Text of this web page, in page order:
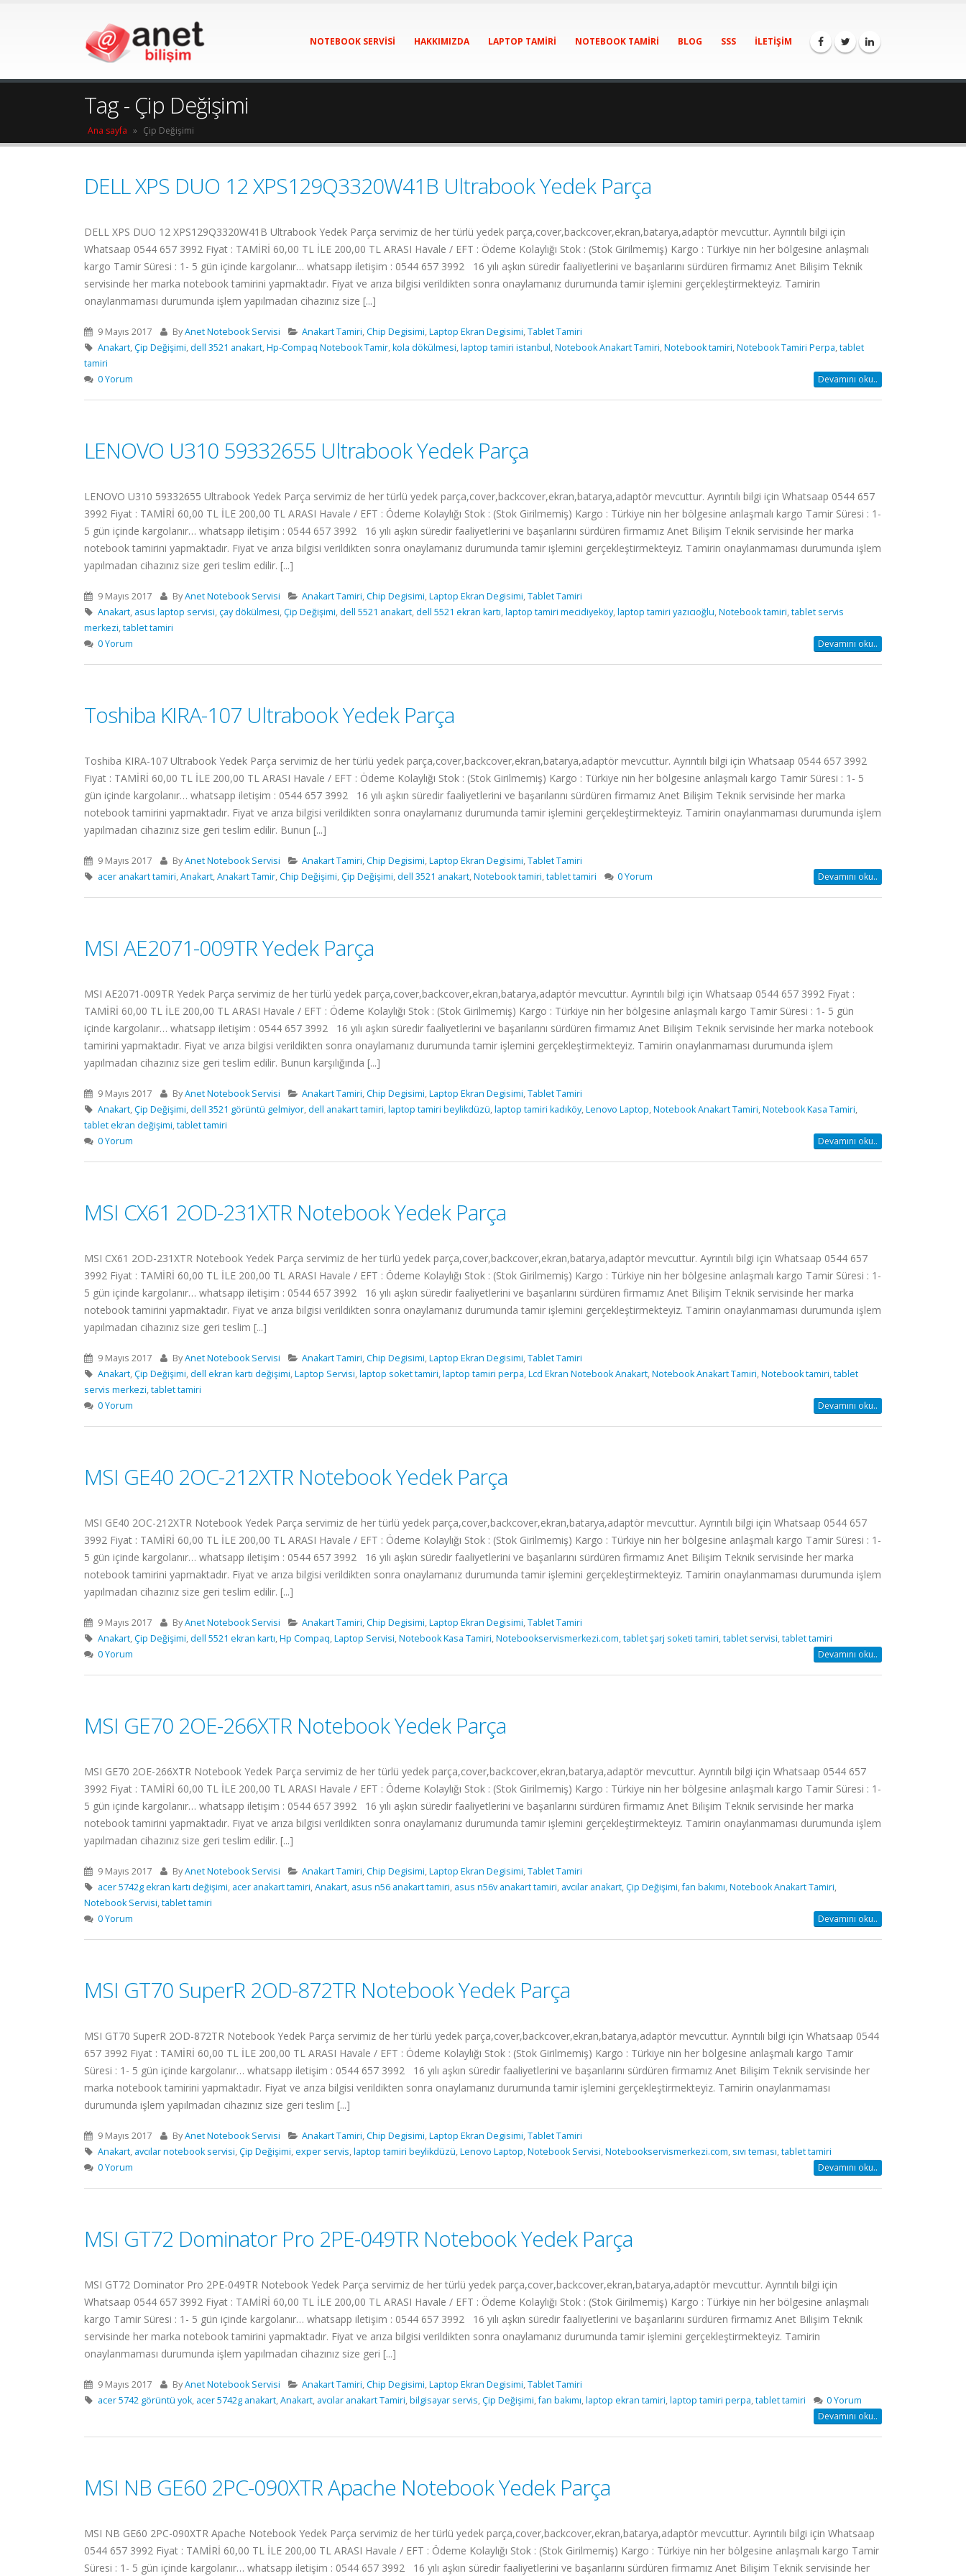
NOTEBOOK SERVISI HAKKIMIZDA LAPTOP TAMIRI NOTEBOOK TAMIRI BLOG SSS İLETIŞIM
Tag - Çip Değişimi
Ana sayfa » Çip Değişimi
DELL XPS DUO 12 XPS129Q3320W41B Ultrabook Yedek Parça
DELL XPS DUO 12 XPS129Q3320W41B Ultrabook Yedek Parça servimiz de her türlü yedek parça,cover,backcover,ekran,batarya,adaptör mevcuttur. Ayrıntılı bilgi için
Whatsaap 0544 657 3992 Fiyat : TAMİRİ 60,00 TL İLE 200,00 TL ARASI Havale / EFT : Ödeme Kolaylığı Stok : (Stok Girilmemiş) Kargo : Türkiye nin her bölgesine anlaşmalı
kargo Tamir Süresi : 1- 5 gün içinde kargolanır… whatsapp iletişim : 0544 657 3992 16 yılı aşkın süredir faaliyetlerini ve başarılarını sürdüren firmamız Anet Bilişim Teknik
servisinde her marka notebook tamirini yapmaktadır. Fiyat ve arıza bilgisi verildikten sonra onaylamanız durumunda tamir işlemini gerçekleştirmekteyiz. Tamirin
onaylanmaması durumunda işlem yapılmadan cihazınız size [...]
9 Mayıs 2017 ByAnet Notebook Servisi Anakart Tamiri,Chip Degisimi,Laptop Ekran Degisimi,Tablet Tamiri
Anakart,Çip Değişimi,dell 3521 anakart,Hp-Compaq Notebook Tamir,kola dökülmesi,laptop tamiri istanbul,Notebook Anakart Tamiri,Notebook tamiri,Notebook Tamiri Perpa,tablet
tamiri
0 Yorum
Devamını oku..
LENOVO U310 59332655 Ultrabook Yedek Parça
LENOVO U310 59332655 Ultrabook Yedek Parça servimiz de her türlü yedek parça,cover,backcover,ekran,batarya,adaptör mevcuttur. Ayrıntılı bilgi için Whatsaap 0544 657
3992 Fiyat : TAMİRİ 60,00 TL İLE 200,00 TL ARASI Havale / EFT : Ödeme Kolaylığı Stok : (Stok Girilmemiş) Kargo : Türkiye nin her bölgesine anlaşmalı kargo Tamir Süresi : 1-
5 gün içinde kargolanır… whatsapp iletişim : 0544 657 3992 16 yılı aşkın süredir faaliyetlerini ve başarılarını sürdüren firmamız Anet Bilişim Teknik servisinde her marka
notebook tamirini yapmaktadır. Fiyat ve arıza bilgisi verildikten sonra onaylamanız durumunda tamir işlemini gerçekleştirmekteyiz. Tamirin onaylanmaması durumunda işlem
yapılmadan cihazınız size geri teslim edilir. [...]
9 Mayıs 2017 ByAnet Notebook Servisi Anakart Tamiri,Chip Degisimi,Laptop Ekran Degisimi,Tablet Tamiri
Anakart, asus laptop servisi,çay dökülmesi,Çip Değişimi,dell 5521 anakart,dell 5521 ekran kartı,laptop tamiri mecidiyeköy,laptop tamiri yazıcıoğlu,Notebook tamiri,tablet servis
merkezi,tablet tamiri
0 Yorum
Devamını oku..
Toshiba KIRA-107 Ultrabook Yedek Parça
Toshiba KIRA-107 Ultrabook Yedek Parça servimiz de her türlü yedek parça,cover,backcover,ekran,batarya,adaptör mevcuttur. Ayrıntılı bilgi için Whatsaap 0544 657 3992
Fiyat : TAMİRİ 60,00 TL İLE 200,00 TL ARASI Havale / EFT : Ödeme Kolaylığı Stok : (Stok Girilmemiş) Kargo : Türkiye nin her bölgesine anlaşmalı kargo Tamir Süresi : 1- 5
gün içinde kargolanır… whatsapp iletişim : 0544 657 3992 16 yılı aşkın süredir faaliyetlerini ve başarılarını sürdüren firmamız Anet Bilişim Teknik servisinde her marka
notebook tamirini yapmaktadır. Fiyat ve arıza bilgisi verildikten sonra onaylamanız durumunda tamir işlemini gerçekleştirmekteyiz. Tamirin onaylanmaması durumunda işlem
yapılmadan cihazınız size geri teslim edilir. Bunun [...]
9 Mayıs 2017 ByAnet Notebook Servisi Anakart Tamiri,Chip Degisimi,Laptop Ekran Degisimi,Tablet Tamiri
acer anakart tamiri,Anakart,Anakart Tamir,Chip Değişimi,Çip Değişimi,dell 3521 anakart,Notebook tamiri,tablet tamiri 0 Yorum Devamını oku..
MSI AE2071-009TR Yedek Parça
MSI AE2071-009TR Yedek Parça servimiz de her türlü yedek parça,cover,backcover,ekran,batarya,adaptör mevcuttur. Ayrıntılı bilgi için Whatsaap 0544 657 3992 Fiyat :
TAMİRİ 60,00 TL İLE 200,00 TL ARASI Havale / EFT : Ödeme Kolaylığı Stok : (Stok Girilmemiş) Kargo : Türkiye nin her bölgesine anlaşmalı kargo Tamir Süresi : 1- 5 gün
içinde kargolanır… whatsapp iletişim : 0544 657 3992 16 yılı aşkın süredir faaliyetlerini ve başarılarını sürdüren firmamız Anet Bilişim Teknik servisinde her marka notebook
tamirini yapmaktadır. Fiyat ve arıza bilgisi verildikten sonra onaylamanız durumunda tamir işlemini gerçekleştirmekteyiz. Tamirin onaylanmaması durumunda işlem
yapılmadan cihazınız size geri teslim edilir. Bunun karşılığında [...]
9 Mayıs 2017 ByAnet Notebook Servisi Anakart Tamiri,Chip Degisimi,Laptop Ekran Degisimi,Tablet Tamiri
Anakart,Çip Değişimi,dell 3521 görüntü gelmiyor,dell anakart tamiri,laptop tamiri beylikdüzü,laptop tamiri kadıköy,Lenovo Laptop,Notebook Anakart Tamiri,Notebook Kasa Tamiri,
tablet ekran değişimi,tablet tamiri
0 Yorum
Devamını oku..
MSI CX61 2OD-231XTR Notebook Yedek Parça
MSI CX61 2OD-231XTR Notebook Yedek Parça servimiz de her türlü yedek parça,cover,backcover,ekran,batarya,adaptör mevcuttur. Ayrıntılı bilgi için Whatsaap 0544 657
3992 Fiyat : TAMİRİ 60,00 TL İLE 200,00 TL ARASI Havale / EFT : Ödeme Kolaylığı Stok : (Stok Girilmemiş) Kargo : Türkiye nin her bölgesine anlaşmalı kargo Tamir Süresi : 1-
5 gün içinde kargolanır… whatsapp iletişim : 0544 657 3992 16 yılı aşkın süredir faaliyetlerini ve başarılarını sürdüren firmamız Anet Bilişim Teknik servisinde her marka
notebook tamirini yapmaktadır. Fiyat ve arıza bilgisi verildikten sonra onaylamanız durumunda tamir işlemini gerçekleştirmekteyiz. Tamirin onaylanmaması durumunda işlem
yapılmadan cihazınız size geri teslim [...]
9 Mayıs 2017 ByAnet Notebook Servisi Anakart Tamiri,Chip Degisimi,Laptop Ekran Degisimi,Tablet Tamiri
Anakart,Çip Değişimi,dell ekran kartı değişimi,Laptop Servisi,laptop soket tamiri,laptop tamiri perpa,Lcd Ekran Notebook Anakart,Notebook Anakart Tamiri,Notebook tamiri,tablet
servis merkezi,tablet tamiri
0 Yorum
Devamını oku..
MSI GE40 2OC-212XTR Notebook Yedek Parça
MSI GE40 2OC-212XTR Notebook Yedek Parça servimiz de her türlü yedek parça,cover,backcover,ekran,batarya,adaptör mevcuttur. Ayrıntılı bilgi için Whatsaap 0544 657
3992 Fiyat : TAMİRİ 60,00 TL İLE 200,00 TL ARASI Havale / EFT : Ödeme Kolaylığı Stok : (Stok Girilmemiş) Kargo : Türkiye nin her bölgesine anlaşmalı kargo Tamir Süresi : 1-
5 gün içinde kargolanır… whatsapp iletişim : 0544 657 3992 16 yılı aşkın süredir faaliyetlerini ve başarılarını sürdüren firmamız Anet Bilişim Teknik servisinde her marka
notebook tamirini yapmaktadır. Fiyat ve arıza bilgisi verildikten sonra onaylamanız durumunda tamir işlemini gerçekleştirmekteyiz. Tamirin onaylanmaması durumunda işlem
yapılmadan cihazınız size geri teslim edilir. [...]
9 Mayıs 2017 ByAnet Notebook Servisi Anakart Tamiri,Chip Degisimi,Laptop Ekran Degisimi,Tablet Tamiri
Anakart,Çip Değişimi,dell 5521 ekran kartı,Hp Compaq,Laptop Servisi,Notebook Kasa Tamiri,Notebookservismerkezi.com,tablet şarj soketi tamiri,tablet servisi,tablet tamiri
0 Yorum
Devamını oku..
MSI GE70 2OE-266XTR Notebook Yedek Parça
MSI GE70 2OE-266XTR Notebook Yedek Parça servimiz de her türlü yedek parça,cover,backcover,ekran,batarya,adaptör mevcuttur. Ayrıntılı bilgi için Whatsaap 0544 657
3992 Fiyat : TAMİRİ 60,00 TL İLE 200,00 TL ARASI Havale / EFT : Ödeme Kolaylığı Stok : (Stok Girilmemiş) Kargo : Türkiye nin her bölgesine anlaşmalı kargo Tamir Süresi : 1-
5 gün içinde kargolanır… whatsapp iletişim : 0544 657 3992 16 yılı aşkın süredir faaliyetlerini ve başarılarını sürdüren firmamız Anet Bilişim Teknik servisinde her marka
notebook tamirini yapmaktadır. Fiyat ve arıza bilgisi verildikten sonra onaylamanız durumunda tamir işlemini gerçekleştirmekteyiz. Tamirin onaylanmaması durumunda işlem
yapılmadan cihazınız size geri teslim edilir. [...]
9 Mayıs 2017 ByAnet Notebook Servisi Anakart Tamiri,Chip Degisimi,Laptop Ekran Degisimi,Tablet Tamiri
acer 5742g ekran kartı değişimi, acer anakart tamiri,Anakart, asus n56 anakart tamiri, asus n56v anakart tamiri, avcılar anakart,Çip Değişimi,fan bakımı,Notebook Anakart Tamiri,
Notebook Servisi,tablet tamiri
0 Yorum
Devamını oku..
MSI GT70 SuperR 2OD-872TR Notebook Yedek Parça
MSI GT70 SuperR 2OD-872TR Notebook Yedek Parça servimiz de her türlü yedek parça,cover,backcover,ekran,batarya,adaptör mevcuttur. Ayrıntılı bilgi için Whatsaap 0544
657 3992 Fiyat : TAMİRİ 60,00 TL İLE 200,00 TL ARASI Havale / EFT : Ödeme Kolaylığı Stok : (Stok Girilmemiş) Kargo : Türkiye nin her bölgesine anlaşmalı kargo Tamir
Süresi : 1- 5 gün içinde kargolanır… whatsapp iletişim : 0544 657 3992 16 yılı aşkın süredir faaliyetlerini ve başarılarını sürdüren firmamız Anet Bilişim Teknik servisinde her
marka notebook tamirini yapmaktadır. Fiyat ve arıza bilgisi verildikten sonra onaylamanız durumunda tamir işlemini gerçekleştirmekteyiz. Tamirin onaylanmaması
durumunda işlem yapılmadan cihazınız size geri teslim [...]
9 Mayıs 2017 ByAnet Notebook Servisi Anakart Tamiri,Chip Degisimi,Laptop Ekran Degisimi,Tablet Tamiri
Anakart, avcılar notebook servisi,Çip Değişimi,exper servis,laptop tamiri beylikdüzü,Lenovo Laptop,Notebook Servisi,Notebookservismerkezi.com, sıvı teması,tablet tamiri
0 Yorum
Devamını oku..
MSI GT72 Dominator Pro 2PE-049TR Notebook Yedek Parça
MSI GT72 Dominator Pro 2PE-049TR Notebook Yedek Parça servimiz de her türlü yedek parça,cover,backcover,ekran,batarya,adaptör mevcuttur. Ayrıntılı bilgi için
Whatsaap 0544 657 3992 Fiyat : TAMİRİ 60,00 TL İLE 200,00 TL ARASI Havale / EFT : Ödeme Kolaylığı Stok : (Stok Girilmemiş) Kargo : Türkiye nin her bölgesine anlaşmalı
kargo Tamir Süresi : 1- 5 gün içinde kargolanır… whatsapp iletişim : 0544 657 3992 16 yılı aşkın süredir faaliyetlerini ve başarılarını sürdüren firmamız Anet Bilişim Teknik
servisinde her marka notebook tamirini yapmaktadır. Fiyat ve arıza bilgisi verildikten sonra onaylamanız durumunda tamir işlemini gerçekleştirmekteyiz. Tamirin
onaylanmaması durumunda işlem yapılmadan cihazınız size geri [...]
9 Mayıs 2017 ByAnet Notebook Servisi Anakart Tamiri,Chip Degisimi,Laptop Ekran Degisimi,Tablet Tamiri
acer 5742 görüntü yok, acer 5742g anakart,Anakart, avcılar anakart Tamiri,bilgisayar servis,Çip Değişimi,fan bakımı,laptop ekran tamiri,laptop tamiri perpa,tablet tamiri
0 Yorum
Devamını oku..
MSI NB GE60 2PC-090XTR Apache Notebook Yedek Parça
MSI NB GE60 2PC-090XTR Apache Notebook Yedek Parça servimiz de her türlü yedek parça,cover,backcover,ekran,batarya,adaptör mevcuttur. Ayrıntılı bilgi için Whatsaap
0544 657 3992 Fiyat : TAMİRİ 60,00 TL İLE 200,00 TL ARASI Havale / EFT : Ödeme Kolaylığı Stok : (Stok Girilmemiş) Kargo : Türkiye nin her bölgesine anlaşmalı kargo Tamir
Süresi : 1- 5 gün içinde kargolanır… whatsapp iletişim : 0544 657 3992 16 yılı aşkın süredir faaliyetlerini ve başarılarını sürdüren firmamız Anet Bilişim Teknik servisinde her